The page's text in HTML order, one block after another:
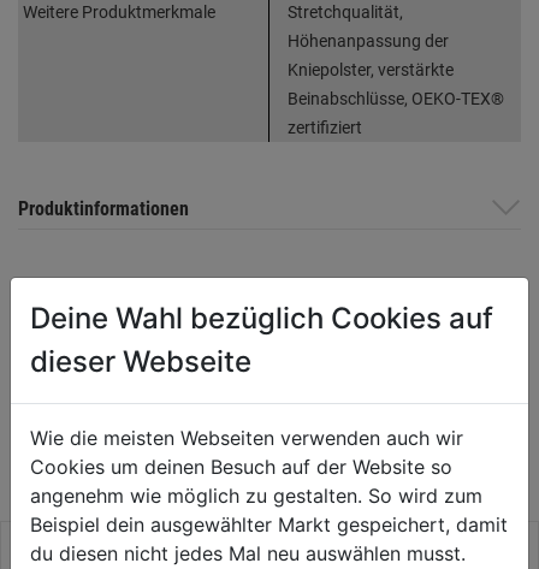
Weitere Produktmerkmale
Stretchqualität,
Höhenanpassung der
Kniepolster, verstärkte
Beinabschlüsse, OEKO-TEX®
zertifiziert
Produktinformationen
WEITERE PRODUKTE AUS DIESER
KATEGORIE
Deine Wahl bezüglich Cookies auf
dieser Webseite
Wie die meisten Webseiten verwenden auch wir
Cookies um deinen Besuch auf der Website so
angenehm wie möglich zu gestalten. So wird zum
Beispiel dein ausgewählter Markt gespeichert, damit
du diesen nicht jedes Mal neu auswählen musst.